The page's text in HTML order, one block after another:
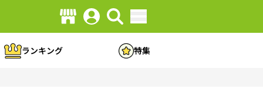
ランキング 特集